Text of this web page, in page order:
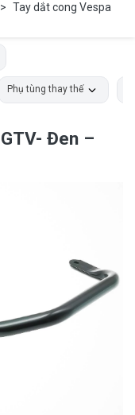
> Tay dắt cong Vespa
Phụ tùng thay thế
Đen –